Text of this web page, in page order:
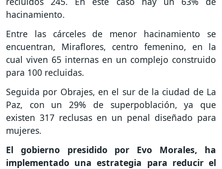
hacinamiento.
Entre las cárceles de menor hacinamiento se
encuentran, Miraflores, centro femenino, en la
cual viven 65 internas en un complejo construido
para 100 recluidas.
Seguida por Obrajes, en el sur de la ciudad de La
Paz, con un 29% de superpoblación, ya que
existen 317 reclusas en un penal diseñado para
mujeres.
El gobierno presidido por Evo Morales, ha
implementado una estrategia para reducir el